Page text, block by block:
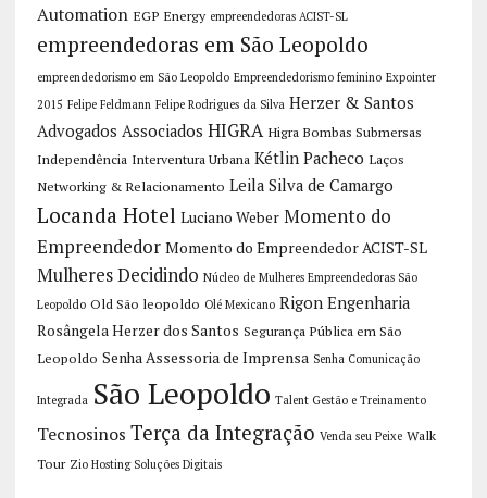
Automation EGP Energy empreendedoras ACIST-SL
empreendedoras em São Leopoldo
empreendedorismo em São Leopoldo Empreendedorismo feminino Expointer
2015 Felipe Feldmann Felipe Rodrigues da Silva Herzer & Santos
Advogados Associados HIGRA Higra Bombas Submersas
Independência Interventura Urbana Kétlin Pacheco Laços
Networking & Relacionamento Leila Silva de Camargo
Locanda Hotel Luciano Weber Momento do
Empreendedor Momento do Empreendedor ACIST-SL
Mulheres Decidindo Núcleo de Mulheres Empreendedoras São
Leopoldo Old São leopoldo Olé Mexicano Rigon Engenharia
Rosângela Herzer dos Santos Segurança Pública em São
Leopoldo Senha Assessoria de Imprensa Senha Comunicação
Integrada São Leopoldo Talent Gestão e Treinamento
Tecnosinos Terça da Integração Venda seu Peixe Walk
Tour Zio Hosting Soluções Digitais